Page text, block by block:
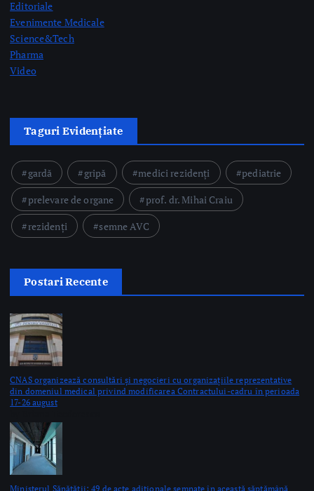
Taguri Evidențiate
rezidenți
semne AVC
Postari Recente
17-26 august
by Briana Teodorescu
Ministerul Sănătății: 49 de acte adiționale semnate în această săptămână
pentru continuarea investițiilor în sănătate prin PNRR
by Briana Teodorescu